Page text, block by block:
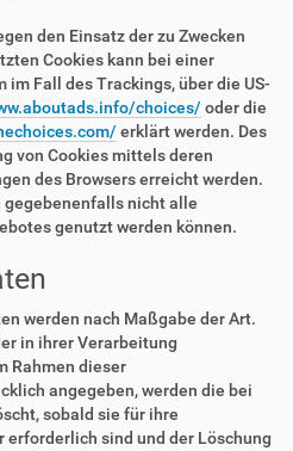
den Einsatz der zu Zwecken
Cookies kann bei einer
Fall des Trackings, über die US-
choices/ oder die
erklärt werden. Des
von Cookies mittels deren
des Browsers erreicht werden.
gegebenenfalls nicht alle
genutzt werden können.
werden nach Maßgabe der Art.
in ihrer Verarbeitung
Rahmen dieser
angegeben, werden die bei
sobald sie für ihre
sind und der Löschung